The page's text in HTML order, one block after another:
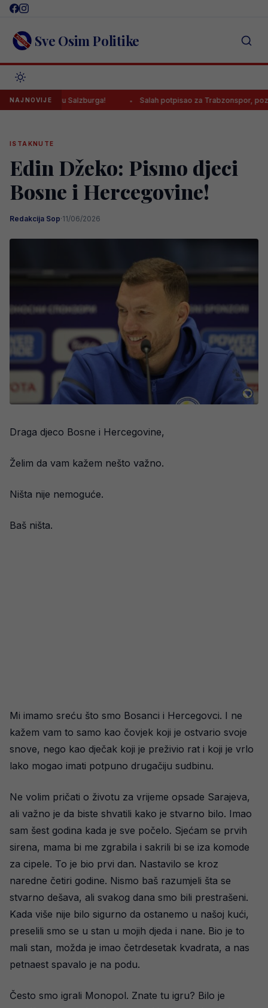
Skip
content Sve Osim Politike
NAJNOVIJE
Salzburga! Salah potpisao za Trabzonspor, poznato koliko će
ISTAKNUTE
Edin Džeko: Pismo djeci
Bosne i Hercegovine!
Redakcija Sop·11/06/2026
Draga djeco Bosne i Hercegovine,
Želim da vam kažem nešto važno.
Ništa nije nemoguće.
Baš ništa.
Mi imamo sreću što smo Bosanci i Hercegovci. I ne
kažem vam to samo kao čovjek koji je ostvario svoje
snove, nego kao dječak koji je preživio rat i koji je vrlo
lako mogao imati potpuno drugačiju sudbinu.
Ne volim pričati o životu za vrijeme opsade Sarajeva,
ali važno je da biste shvatili kako je stvarno bilo. Imao
sam šest godina kada je sve počelo. Sjećam se prvih
sirena, mama bi me zgrabila i sakrili bi se iza komode
za cipele. To je bio prvi dan. Nastavilo se kroz
naredne četiri godine. Nismo baš razumjeli šta se
stvarno dešava, ali svakog dana smo bili prestrašeni.
Kada više nije bilo sigurno da ostanemo u našoj kući,
preselili smo se u stan u mojih djeda i nane. Bio je to
mali stan, možda je imao četrdesetak kvadrata, a nas
petnaest spavalo je na podu.
Često smo igrali Monopol. Znate tu igru? Bilo je